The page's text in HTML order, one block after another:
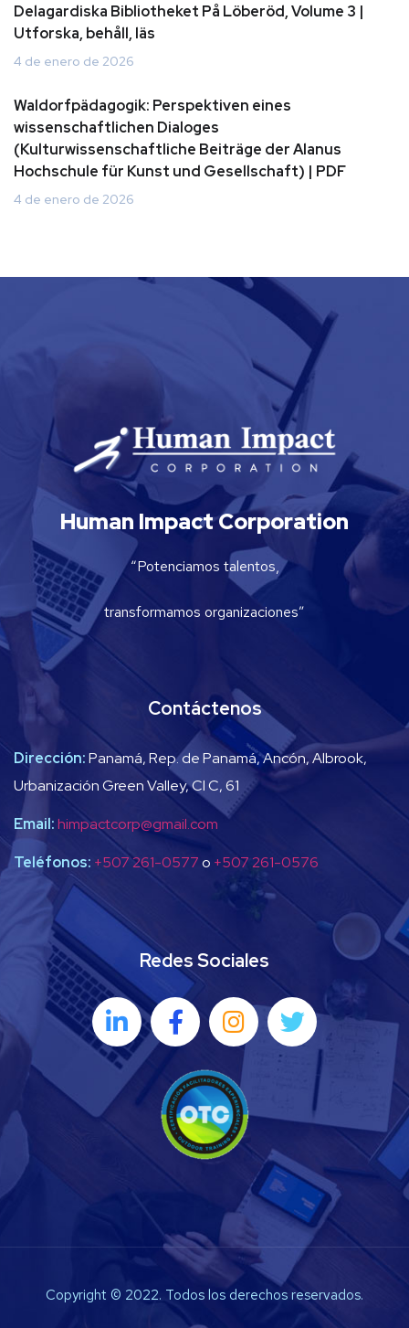
Delagardiska Bibliotheket På Löberöd, Volume 3 |
Utforska, behåll, läs
4 de enero de 2026
Waldorfpädagogik: Perspektiven eines
wissenschaftlichen Dialoges
(Kulturwissenschaftliche Beiträge der Alanus
Hochschule für Kunst und Gesellschaft) | PDF
4 de enero de 2026
Human Impact Corporation
“Potenciamos talentos,
transformamos organizaciones”
Contáctenos
Dirección:Panamá, Rep. de Panamá, Ancón, Albrook,
Urbanización Green Valley, Cl C, 61
Email:himpactcorp@gmail.com
Teléfonos: +507 261-0577o +507 261-0576
Redes Sociales
Copyright © 2022. Todos los derechos reservados.